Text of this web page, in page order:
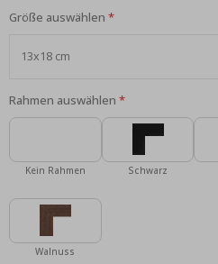
Größe auswählen
Rahmen auswählen
Kein Rahmen Schwarz
Walnuss